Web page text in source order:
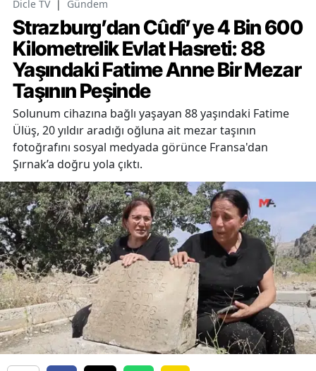
Dicle TV | Gündem
Strazburg’dan Cûdî’ye 4 Bin 600
Kilometrelik Evlat Hasreti: 88
Yaşındaki Fatime Anne Bir Mezar
Taşının Peşinde
Solunum cihazına bağlı yaşayan 88 yaşındaki Fatime
Ülüş, 20 yıldır aradığı oğluna ait mezar taşının
fotoğrafını sosyal medyada görünce Fransa'dan
Şırnak’a doğru yola çıktı.